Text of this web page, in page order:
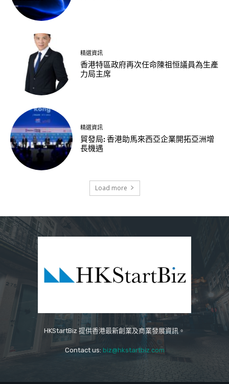
精選資訊
香港特區政府再次任命陳祖恒議員為生產
力局主席
精選資訊
貿發局: 香港助馬來西亞企業開拓亞洲增
長機遇
Load more
HKStartBiz 提供香港最新創業及商業發展資訊。
Contact us: biz@hkstartbiz.com